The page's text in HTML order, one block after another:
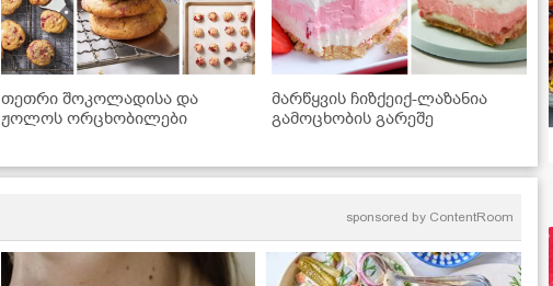
თეთრი შოკოლადისა და
ჟოლოს ორცხობილები
მარწყვის ჩიზქეიქ-ლაზანია
გამოცხობის გარეშე
sponsored by ContentRoom